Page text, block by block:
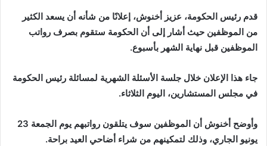
قدم رئيس الحكومة، عزيز أخنوش، إعلانًا من شأنه أن يسعد الكثير
من الموظفين حيث أشار إلى أن الحكومة ستقوم بصرف رواتب
الموظفين قبل نهاية الشهر بأسبوع.
جاء هذا الإعلان خلال جلسة الأسئلة الشهرية لمسائلة رئيس الحكومة
في مجلس المستشارين، اليوم الثلاثاء.
وأوضح أخنوش أن الموظفين سوف يتلقون رواتبهم يوم الجمعة 23
يونيو الجاري، وذلك لتمكينهم من شراء أضاحي العيد براحة.